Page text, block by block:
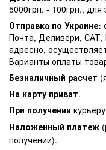
5000грн. - 100грн.,
Отправка по Украине:
Почта, Деливери,
адресно,
Варианты оплаты
Безналичный расчет
На карту приват.
При получении
Наложенный платеж
получении).